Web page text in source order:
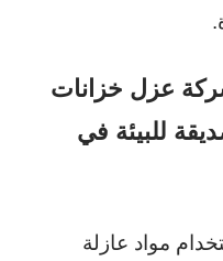
عزل خزانات
للبيئة في
مواد عازلة